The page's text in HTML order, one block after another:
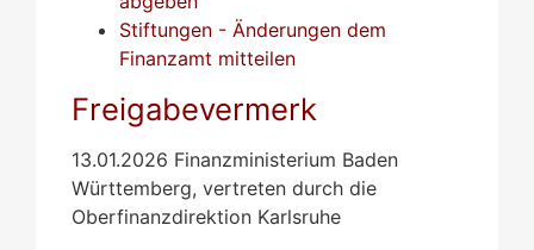
Stiftungen - Änderungen dem
Finanzamt mitteilen
Freigabevermerk
13.01.2026 Finanzministerium Baden
Württemberg, vertreten durch die
Oberfinanzdirektion Karlsruhe